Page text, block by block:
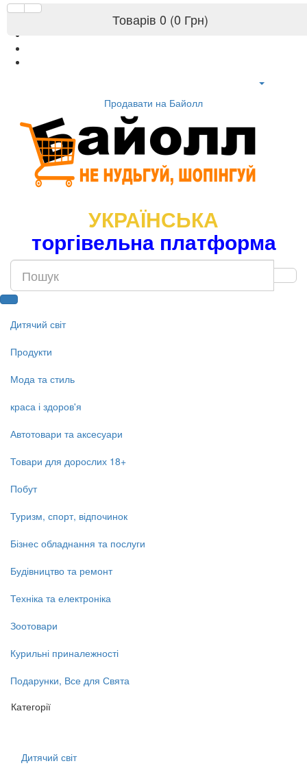
Продавати на Байолл
УКРАЇНСЬКА
торгівельна платформа
Товарів 0 (0 Грн)
Дитячий світ
Продукти
Мода та стиль
краса і здоров'я
Автотовари та аксесуари
Товари для дорослих 18+
Побут
Туризм, спорт, відпочинок
Бізнес обладнання та послуги
Будівництво та ремонт
Техніка та електроніка
Зоотовари
Курильні приналежності
Подарунки, Все для Свята
Категорії
Дитячий світ